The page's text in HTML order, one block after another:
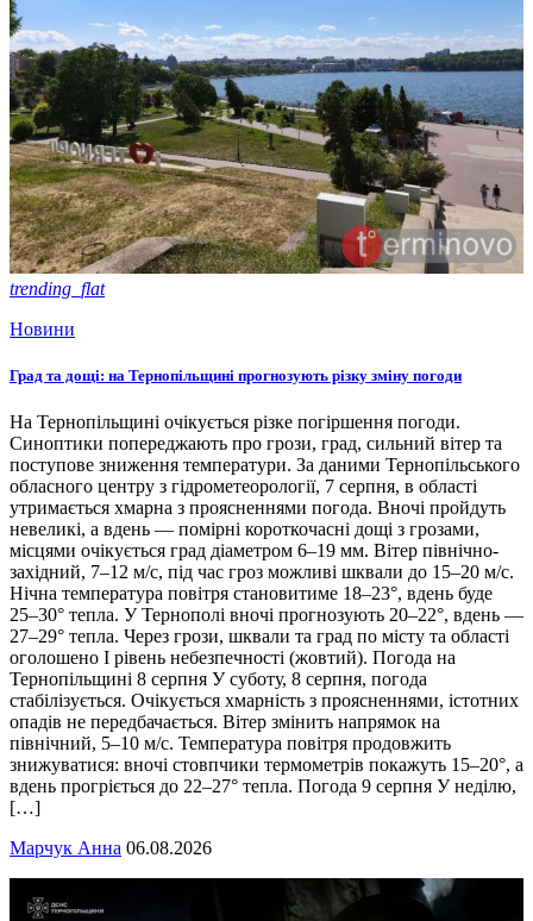
trending_flat
Новини
Град та дощі: на Тернопільщині прогнозують різку зміну погоди
На Тернопільщині очікується різке погіршення погоди.
Синоптики попереджають про грози, град, сильний вітер та
поступове зниження температури. За даними Тернопільського
обласного центру з гідрометеорології, 7 серпня, в області
утримається хмарна з проясненнями погода. Вночі пройдуть
невеликі, а вдень — помірні короткочасні дощі з грозами,
місцями очікується град діаметром 6–19 мм. Вітер північно-
західний, 7–12 м/с, під час гроз можливі шквали до 15–20 м/с.
Нічна температура повітря становитиме 18–23°, вдень буде
25–30° тепла. У Тернополі вночі прогнозують 20–22°, вдень —
27–29° тепла. Через грози, шквали та град по місту та області
оголошено І рівень небезпечності (жовтий). Погода на
Тернопільщині 8 серпня У суботу, 8 серпня, погода
стабілізується. Очікується хмарність з проясненнями, істотних
опадів не передбачається. Вітер змінить напрямок на
північний, 5–10 м/с. Температура повітря продовжить
знижуватися: вночі стовпчики термометрів покажуть 15–20°, а
вдень прогріється до 22–27° тепла. Погода 9 серпня У неділю,
[…]
Марчук Анна 06.08.2026